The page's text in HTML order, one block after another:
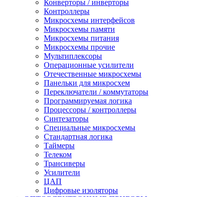
Конверторы / инверторы
Контроллеры
Микросхемы интерфейсов
Микросхемы памяти
Микросхемы питания
Микросхемы прочие
Мультиплексоры
Операционные усилители
Отечественные микросхемы
Панельки для микросхем
Переключатели / коммутаторы
Программируемая логика
Процессоры / контроллеры
Синтезаторы
Специальные микросхемы
Стандартная логика
Таймеры
Телеком
Трансиверы
Усилители
ЦАП
Цифровые изоляторы